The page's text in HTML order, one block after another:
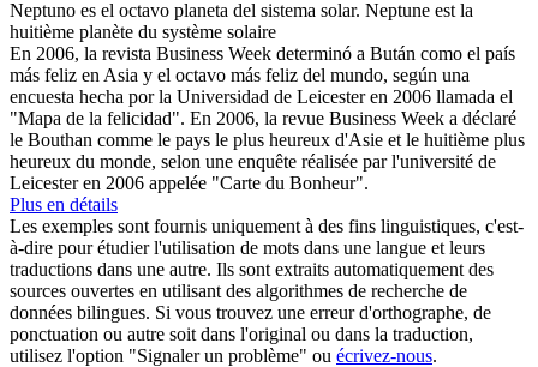
Neptuno es el octavo planeta del sistema solar. Neptune est la
huitième planète du système solaire
En 2006, la revista Business Week determinó a Bután como el país
más feliz en Asia y el octavo más feliz del mundo, según una
encuesta hecha por la Universidad de Leicester en 2006 llamada el
"Mapa de la felicidad". En 2006, la revue Business Week a déclaré
le Bouthan comme le pays le plus heureux d'Asie et le huitième plus
heureux du monde, selon une enquête réalisée par l'université de
Leicester en 2006 appelée "Carte du Bonheur".
Plus en détails
Les exemples sont fournis uniquement à des fins linguistiques, c'est-
à-dire pour étudier l'utilisation de mots dans une langue et leurs
traductions dans une autre. Ils sont extraits automatiquement des
sources ouvertes en utilisant des algorithmes de recherche de
données bilingues. Si vous trouvez une erreur d'orthographe, de
ponctuation ou autre soit dans l'original ou dans la traduction,
utilisez l'option "Signaler un problème" ou écrivez-nous.